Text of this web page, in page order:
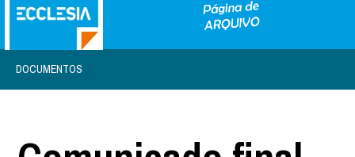
DOCUMENTOS